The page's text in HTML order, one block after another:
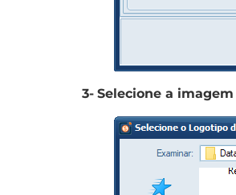
3- Selecione a imagem